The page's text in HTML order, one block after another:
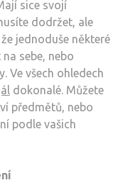
sice svojí
dodržet, ale
jednoduše některé
sebe, nebo
Ve všech ohledech
dokonalé. Můžete
předmětů, nebo
podle vašich